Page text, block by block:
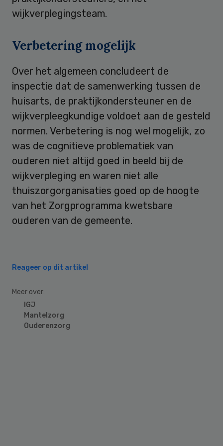
wijkverplegingsteam.
Verbetering mogelijk
Over het algemeen concludeert de
inspectie dat de samenwerking tussen de
huisarts, de praktijkondersteuner en de
wijkverpleegkundige voldoet aan de gesteld
normen. Verbetering is nog wel mogelijk, zo
was de cognitieve problematiek van
ouderen niet altijd goed in beeld bij de
wijkverpleging en waren niet alle
thuiszorgorganisaties goed op de hoogte
van het Zorgprogramma kwetsbare
ouderen van de gemeente.
Reageer op dit artikel
Meer over:
IGJ
Mantelzorg
Ouderenzorg